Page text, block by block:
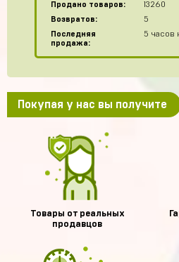
Продано товаров:
13260
Возвратов:
5
Последняя
продажа:
5 часов
Покупая у нас вы получите
Товары от реальных
продавцов